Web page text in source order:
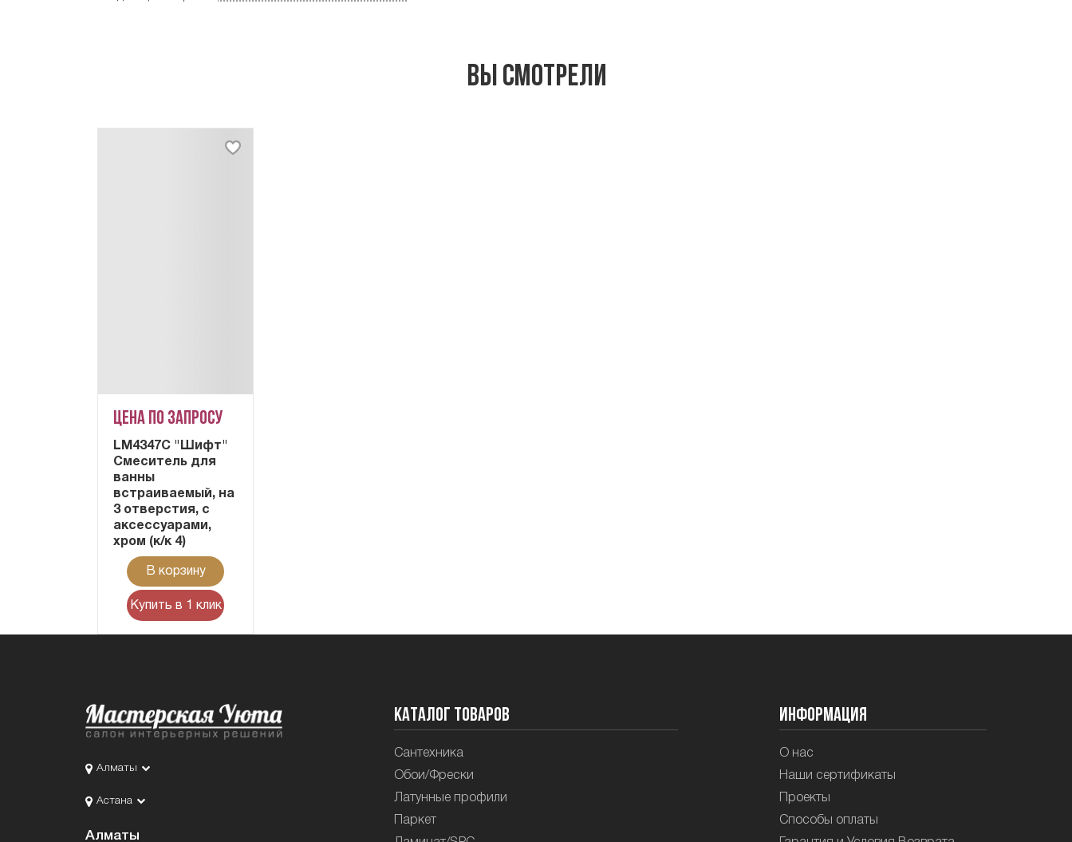
Вы смотрели
Цена по запросу
LM4347C "Шифт"
Смеситель для
ванны
встраиваемый, на
3 отверстия, с
аксессуарами,
хром (к/к 4)
В корзину
Купить в 1 клик
Алматы
Астана
Алматы
Каталог товаров
Сантехника
Обои/Фрески
Латунные профили
Паркет
Информация
О нас
Наши сертификаты
Проекты
Способы оплаты